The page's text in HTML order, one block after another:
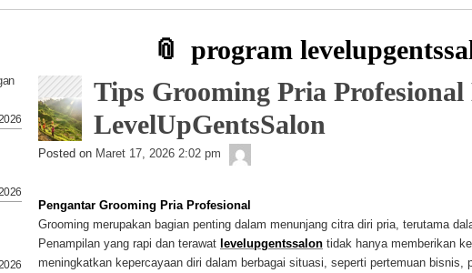
program
Tips Grooming Pria
LevelUpGentsSalon
Posted on Maret 17, 2026 2:02 pm
Pengantar Grooming Pria Profesional
Grooming merupakan bagian penting dalam menunjang citra diri pria, terutama
Penampilan yang rapi dan terawat levelupgentssalon tidak hanya memberikan
meningkatkan kepercayaan diri dalam berbagai situasi, seperti pertemuan bisnis,